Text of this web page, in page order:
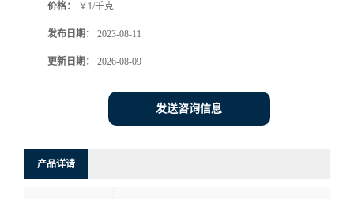
价格： ￥1/千克
发布日期： 2023-08-11
更新日期： 2026-08-09
发送咨询信息
产品详请